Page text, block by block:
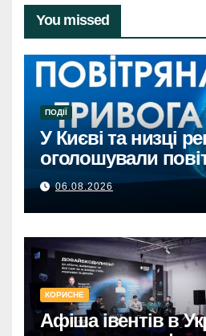
You missed
ПОДІЇ
У Києві та низці
оголошували
тривогу через
Києві та регіонах:
балістичної атаки.
06.08.2026
КОРИСНЕ
Афіша івентів в